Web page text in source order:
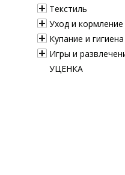
Текстиль
Уход и кормление
Купание и гигиена
Игры и
УЦЕНКА